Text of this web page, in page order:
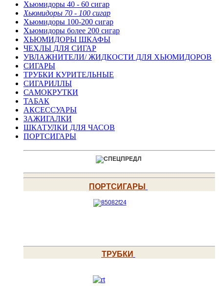
Хьюмидоры 40 - 60 сигар
Хьюмидоры 70 - 100 сигар
Хьюмидоры 100-200 сигар
Хьюмидоры более 200 сигар
ХЬЮМИДОРЫ ШКАФЫ
ЧЕХЛЫ ДЛЯ СИГАР
УВЛАЖНИТЕЛИ/ ЖИДКОСТИ ДЛЯ ХЬЮМИДОРОВ
СИГАРЫ
ТРУБКИ КУРИТЕЛЬНЫЕ
СИГАРИЛЛЫ
САМОКРУТКИ
ТАБАК
АКСЕССУАРЫ
ЗАЖИГАЛКИ
ШКАТУЛКИ ДЛЯ ЧАСОВ
ПОРТСИГАРЫ
ПОРТСИГАРЫ
ТРУБКИ